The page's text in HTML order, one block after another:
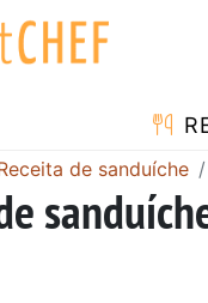
de sanduíche